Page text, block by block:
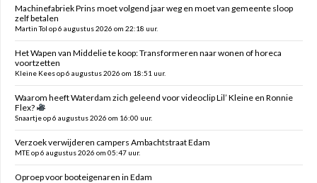
Machinefabriek Prins moet volgend jaar weg en moet van gemeente sloop
zelf betalen
Martin Tol op 6 augustus 2026 om 22:18 uur.
Het Wapen van Middelie te koop: Transformeren naar wonen of horeca
voortzetten
Kleine Kees op 6 augustus 2026 om 18:51 uur.
Waarom heeft Waterdam zich geleend voor videoclip Lil’ Kleine en Ronnie
Flex?
Snaartje op 6 augustus 2026 om 16:00 uur.
Verzoek verwijderen campers Ambachtstraat Edam
MTE op 6 augustus 2026 om 05:47 uur.
Oproep voor booteigenaren in Edam